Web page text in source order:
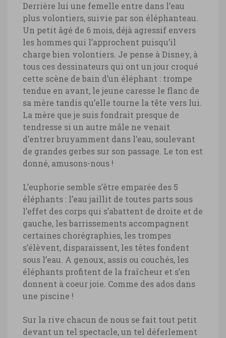
Derrière lui une femelle entre dans l’eau
plus volontiers, suivie par son éléphanteau.
Un petit âgé de 6 mois, déjà agressif envers
les hommes qui l’approchent puisqu’il
charge bien volontiers. Je pense à Disney, à
tous ces dessinateurs qui ont un jour croqué
cette scène de bain d’un éléphant : trompe
tendue en avant, le jeune caresse le flanc de
sa mère tandis qu’elle tourne la tête vers lui.
La mère que je suis fondrait presque de
tendresse si un autre mâle ne venait
d’entrer bruyamment dans l’eau, soulevant
de grandes gerbes sur son passage. Le ton est
donné, amusons-nous !
L’euphorie semble s’être emparée des 5
éléphants : l’eau jaillit de toutes parts sous
l’effet des corps qui s’abattent de droite et de
gauche, les barrissements accompagnent
certaines chorégraphies, les trompes
s’élèvent, disparaissent, les têtes fondent
sous l’eau. A genoux, assis ou couchés, les
éléphants profitent de la fraîcheur et s’en
donnent à coeur joie. Comme des ados dans
une piscine !
Sur la rive chacun de nous se fait tout petit
devant un tel spectacle, un tel déferlement